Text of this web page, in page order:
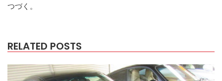
つづく。
RELATED POSTS